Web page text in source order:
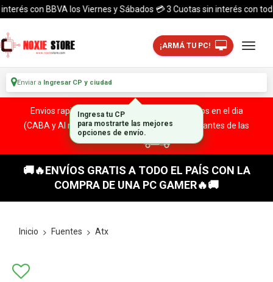
con BBVA los Viernes y Sábados 💳 3 Cuotas sin interés con
¡ARMÁ TU PC!
Enviar a Ingresar CP y ciudad
Envios rapidos y seguros a todo el pais. ¡ Envios en el dia
(CABA y Al rededores) Acreditando tu compra antes de las
🚚🔥ENVÍOS GRATIS A TODO EL PAÍS CON LA
COMPRA DE UNA PC GAMER🔥🚚
Inicio Fuentes Atx